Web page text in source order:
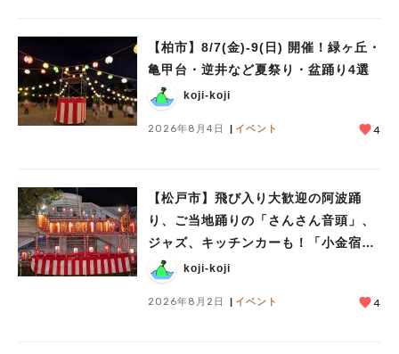
【柏市】8/7(金)‐9(日) 開催！緑ヶ丘・
亀甲台・逆井など夏祭り・盆踊り4選
koji-koji
2026年8月4日 イベント 4
【松戸市】飛び入り大歓迎の阿波踊
り、ご当地踊りの「さんさん音頭」、
ジャズ、キッチンカーも！「小金宿ま
つり」8/28-30開催！
koji-koji
2026年8月2日 イベント 4
#教えたい/こんなの見つけた